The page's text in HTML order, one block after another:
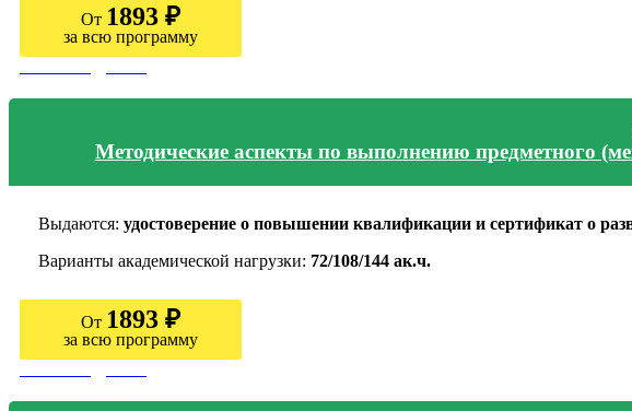
От 1893 ₽
за всю программу
Методические аспекты по выполнению предметного
Выдаются: удостоверение о повышении квалификации и сертификат о
Варианты академической нагрузки: 72/108/144 ак.ч.
От 1893 ₽
за всю программу